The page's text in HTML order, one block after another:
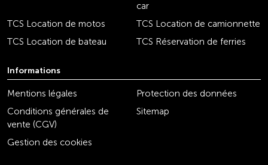
car
TCS Location de motos
TCS Location de camionnette
TCS Location de bateau
TCS Réservation de ferries
Informations
Mentions légales
Protection des données
Conditions générales de
vente (CGV)
Sitemap
Gestion des cookies